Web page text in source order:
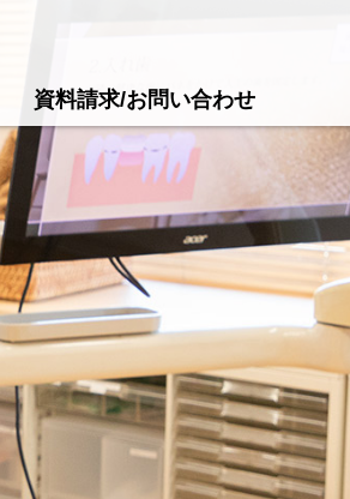
資料請求/お問い合わせ